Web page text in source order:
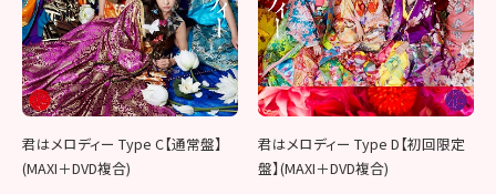
君はメロディー Type C【通常盤】
(MAXI＋DVD複合)
君はメロディー Type D【初回限定
盤】(MAXI＋DVD複合)